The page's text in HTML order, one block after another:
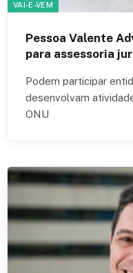
VAI-E-VEM
Pessoa Valente
para assessoria
Podem participar
desenvolvam
ONU